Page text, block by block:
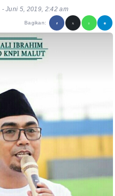
-Juni 5, 2019, 2:42 am
Bagikan: